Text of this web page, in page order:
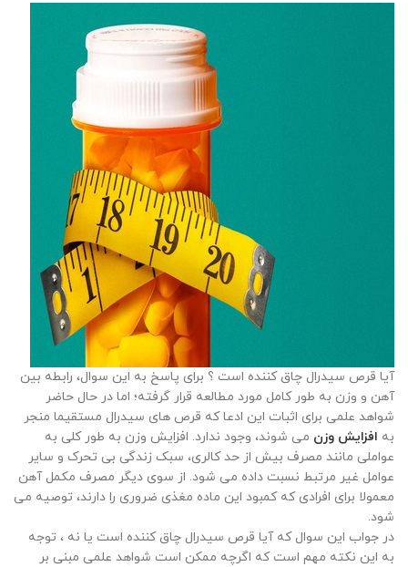
آیا قرص سیدرال چاق کننده است ؟ برای پاسخ به این سوال، رابطه بین
آهن و وزن به طور کامل مورد مطالعه قرار گرفته؛ اما در حال حاضر
شواهد علمی برای اثبات این ادعا که قرص های سیدرال مستقیما منجر
به افزایش وزن می شوند، وجود ندارد. افزایش وزن به طور کلی به
عواملی مانند مصرف بیش از حد کالری، سبک زندگی بی تحرک و سایر
عوامل غیر مرتبط نسبت داده می شود. از سوی دیگر مصرف مکمل آهن
معمولا برای افرادی که کمبود این ماده مغذی ضروری را دارند، توصیه می
شود.
در جواب این سوال که آیا قرص سیدرال چاق کننده است یا نه ، توجه
به این نکته مهم است که اگرچه ممکن است شواهد علمی مبنی بر